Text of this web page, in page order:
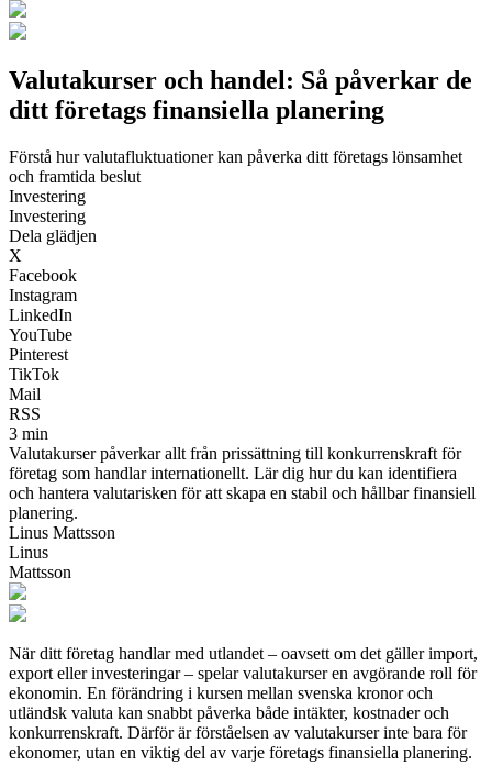
Valutakurser och handel: Så påverkar de
ditt företags finansiella planering
Förstå hur valutafluktuationer kan påverka ditt företags lönsamhet
och framtida beslut
Investering
Investering
Dela glädjen
X
Facebook
Instagram
LinkedIn
YouTube
Pinterest
TikTok
Mail
RSS
3 min
Valutakurser påverkar allt från prissättning till konkurrenskraft för
företag som handlar internationellt. Lär dig hur du kan identifiera
och hantera valutarisken för att skapa en stabil och hållbar finansiell
planering.
Linus Mattsson
Linus
Mattsson
När ditt företag handlar med utlandet – oavsett om det gäller import,
export eller investeringar – spelar valutakurser en avgörande roll för
ekonomin. En förändring i kursen mellan svenska kronor och
utländsk valuta kan snabbt påverka både intäkter, kostnader och
konkurrenskraft. Därför är förståelsen av valutakurser inte bara för
ekonomer, utan en viktig del av varje företags finansiella planering.